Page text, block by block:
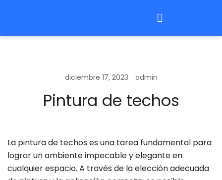
diciembre 17, 2023 admin
Pintura de techos
La pintura de techos es una tarea fundamental para
lograr un ambiente impecable y elegante en
cualquier espacio. A través de la elección adecuada